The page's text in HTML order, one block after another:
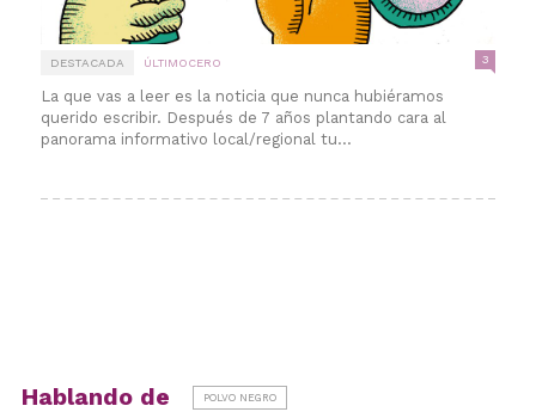
Hablando de POLVO NEGRO